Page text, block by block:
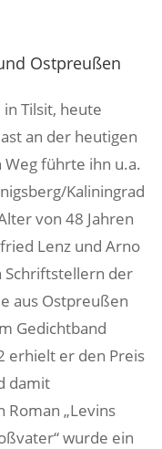
Ostpreußen
Tilsit, heute
an der heutigen
Weg führte ihn u.a.
Kaliningrad
von 48 Jahren
Lenz und Arno
Schriftstellern der
aus Ostpreußen
Gedichtband
erhielt er den Preis
damit
Roman „Levins
wurde ein